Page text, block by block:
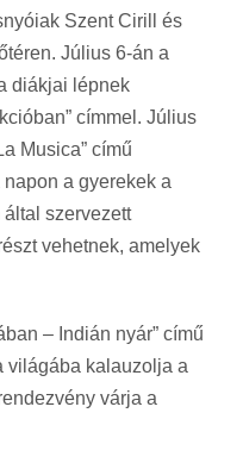
Szent Cirill és
Július 6-án a
diákjai lépnek
címmel. Július
Musica” című
a gyerekek a
szervezett
vehetnek, amelyek
– Indián nyár” című
világába kalauzolja a
várja a